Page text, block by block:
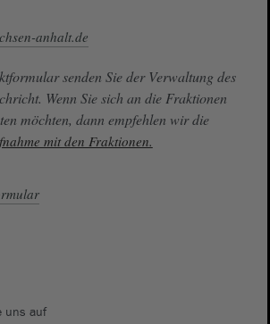
anhalt.de
senden Sie der Verwaltung des
Wenn Sie sich an die Fraktionen
möchten, dann empfehlen wir die
mit den Fraktionen.
uns auf